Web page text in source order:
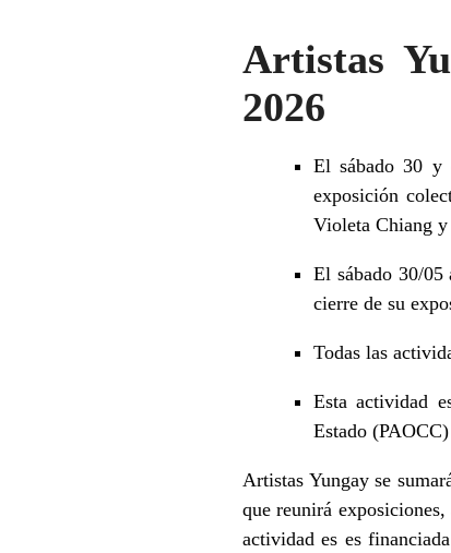
Artistas
2026
El sábado 30 y
exposición
Violeta Chiang
El sábado 30/05
cierre de su
Todas las
Esta actividad
Estado
Artistas Yungay se
que reunirá
actividad es es